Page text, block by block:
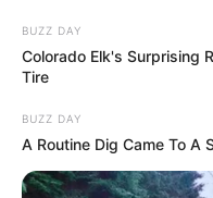
BUZZ DAY
Colorado Elk's Surprising
Tire
BUZZ DAY
A Routine Dig Came To A